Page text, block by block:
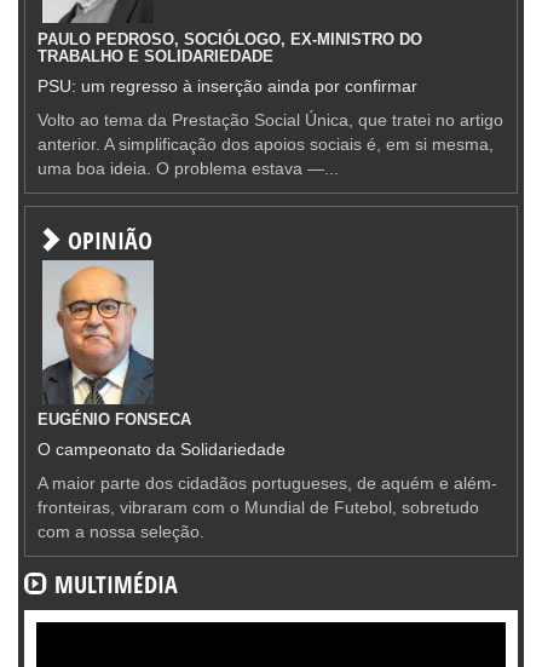
PAULO PEDROSO, SOCIÓLOGO, EX-MINISTRO DO
TRABALHO E SOLIDARIEDADE
PSU: um regresso à inserção ainda por confirmar
Volto ao tema da Prestação Social Única, que tratei no artigo
anterior. A simplificação dos apoios sociais é, em si mesma,
uma boa ideia. O problema estava —...
OPINIÃO
EUGÉNIO FONSECA
O campeonato da Solidariedade
A maior parte dos cidadãos portugueses, de aquém e além-
fronteiras, vibraram com o Mundial de Futebol, sobretudo
com a nossa seleção.
MULTIMÉDIA